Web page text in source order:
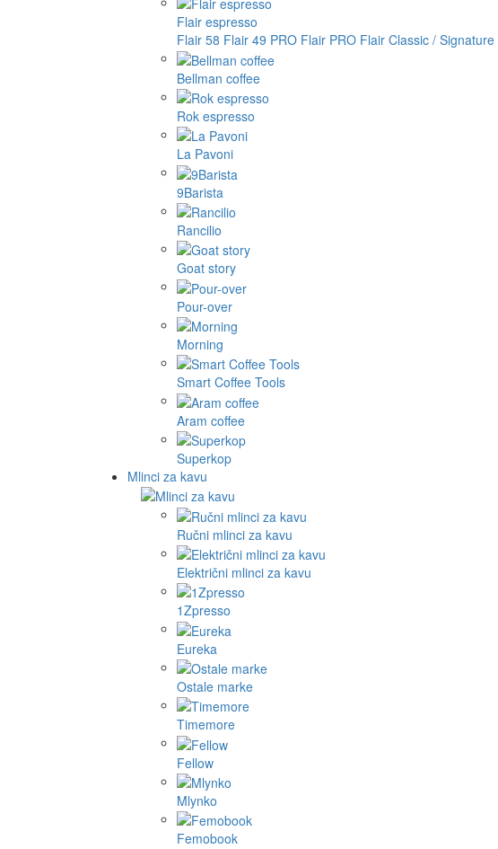
Flair espresso
Flair 58 Flair 49 PRO Flair PRO Flair Classic / Signature
Bellman coffee
Rok espresso
La Pavoni
9Barista
Rancilio
Goat story
Pour-over
Morning
Smart Coffee Tools
Aram coffee
Superkop
Mlinci za kavu
Ručni mlinci za kavu
Električni mlinci za kavu
1Zpresso
Eureka
Ostale marke
Timemore
Fellow
Mlynko
Femobook